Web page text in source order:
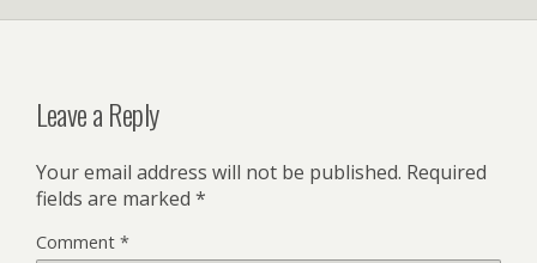
Leave a Reply
Your email address will not be published. Required
fields are marked *
Comment *